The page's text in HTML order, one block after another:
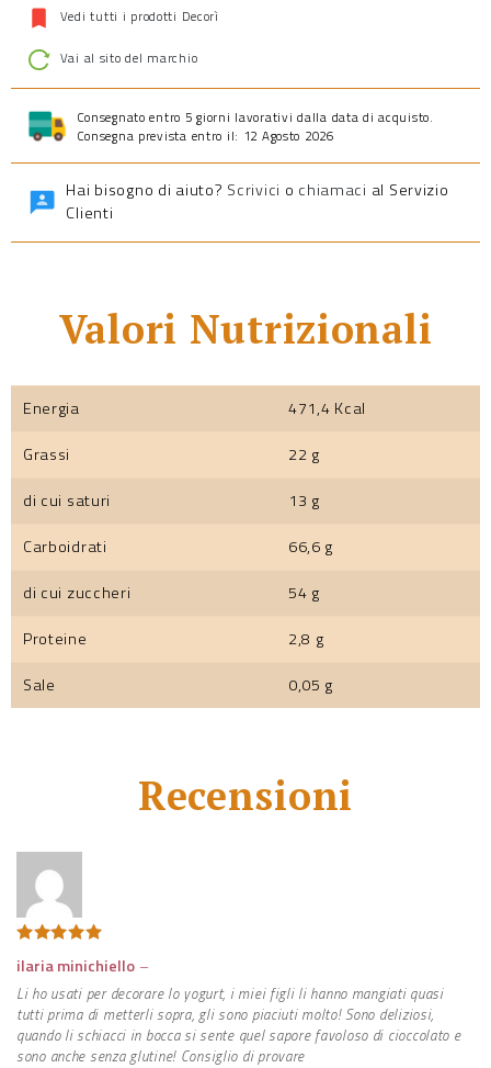
Vedi tutti i prodotti Decorì
Vai al sito del marchio
Consegnato entro 5 giorni lavorativi dalla data di acquisto.
Consegna prevista entro il: 12 Agosto 2026
Hai bisogno di aiuto? Scrivici o chiamaci al Servizio
Clienti
Valori Nutrizionali
Energia
471,4 Kcal
Grassi
22 g
di cui saturi
13 g
Carboidrati
66,6 g
di cui zuccheri
54 g
Proteine
2,8 g
Sale
0,05 g
Recensioni
su 5
ilaria minichiello –
Li ho usati per decorare lo yogurt, i miei figli li hanno mangiati quasi
tutti prima di metterli sopra, gli sono piaciuti molto! Sono deliziosi,
quando li schiacci in bocca si sente quel sapore favoloso di cioccolato e
sono anche senza glutine! Consiglio di provare